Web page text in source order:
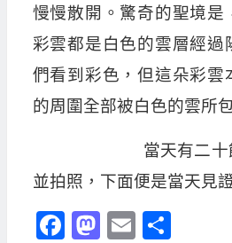
慢慢散開。驚奇的聖境是
彩雲都是白色的雲層經過
們看到彩色，但這朵彩雲
的周圍全部被白色的雲所
當天有二十餘
並拍照，下面便是當天見
Facebook
Mastodon
Email